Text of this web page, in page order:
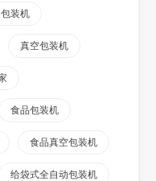
装机
真空包装机
食品包装机
食品真空包装机
给袋式全自动包装机